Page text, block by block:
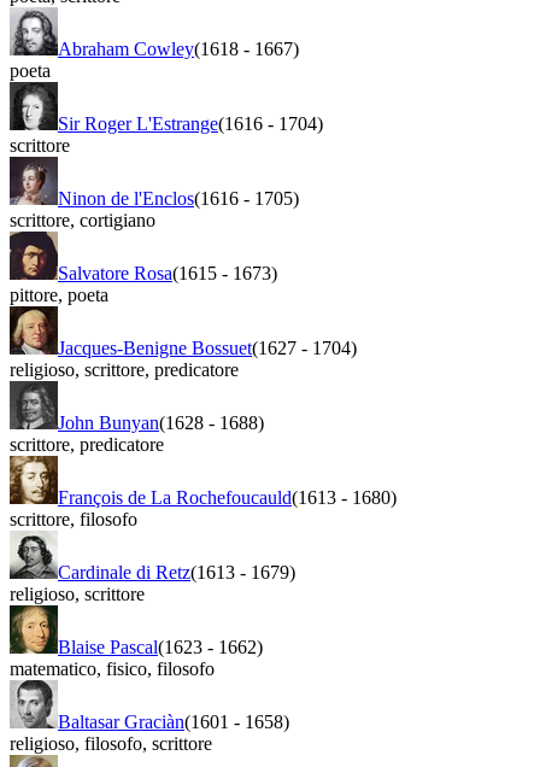
Abraham Cowley(1618 - 1667)
poeta
Sir Roger L'Estrange(1616 - 1704)
scrittore
Ninon de l'Enclos(1616 - 1705)
scrittore, cortigiano
Salvatore Rosa(1615 - 1673)
pittore, poeta
Jacques-Benigne Bossuet(1627 - 1704)
religioso, scrittore, predicatore
John Bunyan(1628 - 1688)
scrittore, predicatore
François de La Rochefoucauld(1613 - 1680)
scrittore, filosofo
Cardinale di Retz(1613 - 1679)
religioso, scrittore
Blaise Pascal(1623 - 1662)
matematico, fisico, filosofo
Baltasar Graciàn(1601 - 1658)
religioso, filosofo, scrittore